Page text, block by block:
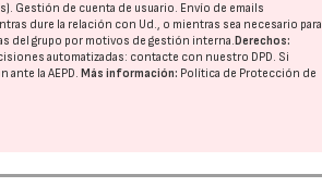
Gestión de cuenta de usuario. Envío de emails
dure la relación con Ud., o mientras sea necesario para
del grupo por motivos de gestión interna. Derechos:
automatizadas: contacte con nuestro DPD. Si
ante laAEPD. Más información: Política de Protección de